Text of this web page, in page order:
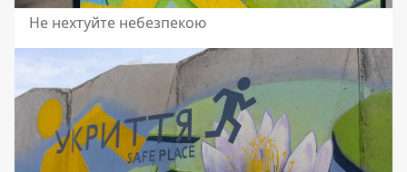
Не нехтуйте небезпекою